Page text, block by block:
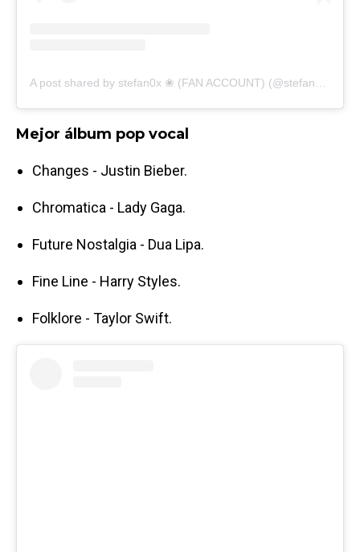
Mejor álbum pop vocal
Changes - Justin Bieber.
Chromatica - Lady Gaga.
Future Nostalgia - Dua Lipa.
Fine Line - Harry Styles.
Folklore - Taylor Swift.